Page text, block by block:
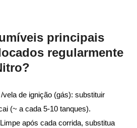
principais
regularmente
vela de ignição (gás): substituir
(~ a cada 5-10 tanques).
após cada corrida, substitua